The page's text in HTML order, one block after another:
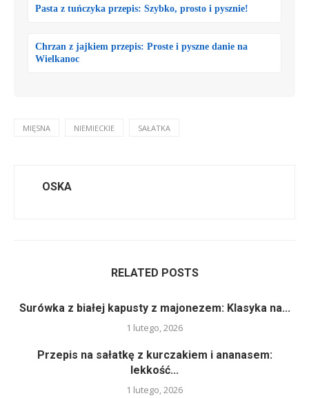
Pasta z tuńczyka przepis: Szybko, prosto i pysznie!
Chrzan z jajkiem przepis: Proste i pyszne danie na
Wielkanoc
MIĘSNA NIEMIECKIE SAŁATKA
OSKA
RELATED POSTS
Surówka z białej kapusty z majonezem: Klasyka na...
1 lutego, 2026
Przepis na sałatkę z kurczakiem i ananasem:
lekkość...
1 lutego, 2026